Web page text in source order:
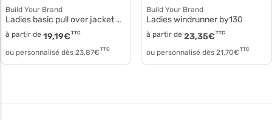
Build Your Brand
Ladies basic pull over jacket Blouson polyester capuche by095
à partir de 19,19€ TTC
ou personnalisé dès 23,87€ TTC
Build Your Brand
Ladies windrunner by130
à partir de 23,35€ TTC
ou personnalisé dès 21,70€ TTC